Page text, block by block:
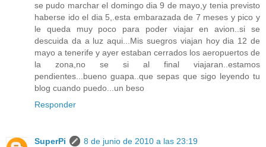
se pudo marchar el domingo dia 9 de mayo,y tenia previsto
haberse ido el dia 5,.esta embarazada de 7 meses y pico y
le queda muy poco para poder viajar en avion..si se
descuida da a luz aqui...Mis suegros viajan hoy dia 12 de
mayo a tenerife y ayer estaban cerrados los aeropuertos de
la zona,no se si al final viajaran..estamos
pendientes...bueno guapa..que sepas que sigo leyendo tu
blog cuando puedo...un beso
Responder
SuperPi
8 de junio de 2010 a las 23:19